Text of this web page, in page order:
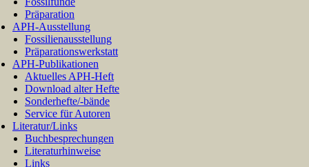
Präparation
APH-Ausstellung
Fossilienausstellung
Präparationswerkstatt
APH-Publikationen
Aktuelles APH-Heft
Download alter Hefte
Sonderhefte/-bände
Service für Autoren
Literatur/Links
Buchbesprechungen
Literaturhinweise
Links